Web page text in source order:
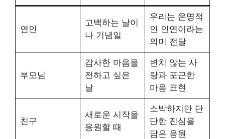
연인
고백하는 날이
나 기념일
우리는 운명적
인 인연이라는
의미 전달
부모님
감사한 마음을
전하고 싶은
날
변치 않는 사
랑과 포근한
마음 표현
친구
새로운 시작을
응원할 때
소박하지만 단
단한 진심을
담은 응원